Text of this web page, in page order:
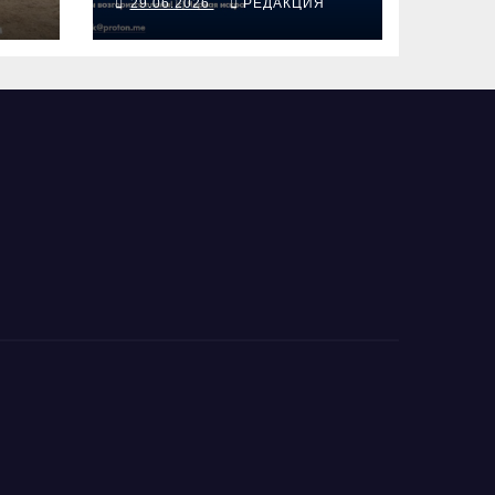
сюрпризами